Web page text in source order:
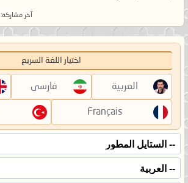
آخر مشاركة:
اختيار اللغة السريع
العربية فارسی
Français